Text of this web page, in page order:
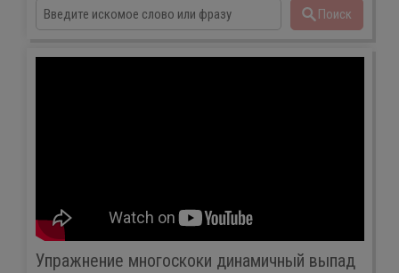
Поиск
Упражнение многоскоки динамичный выпад